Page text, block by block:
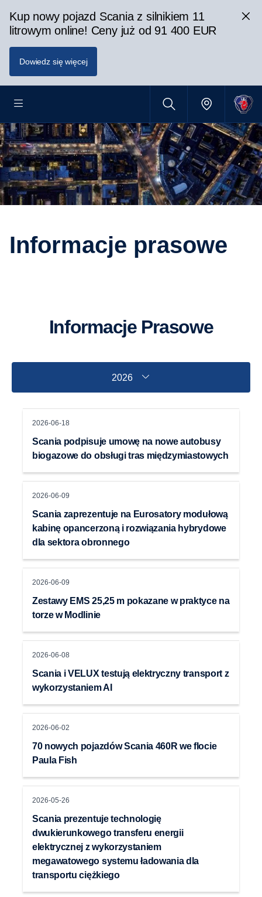
Kup nowy pojazd Scania z silnikiem 11
litrowym online! Ceny już od 91 400 EUR
Dowiedz się więcej
Informacje prasowe
Informacje Prasowe
2026
2026-06-18
Scania podpisuje umowę na nowe autobusy
biogazowe do obsługi tras międzymiastowych
2026-06-09
Scania zaprezentuje na Eurosatory modułową
kabinę opancerzoną i rozwiązania hybrydowe
dla sektora obronnego
2026-06-09
Zestawy EMS 25,25 m pokazane w praktyce na
torze w Modlinie
2026-06-08
Scania i VELUX testują elektryczny transport z
wykorzystaniem AI
2026-06-02
70 nowych pojazdów Scania 460R we flocie
Paula Fish
2026-05-26
Scania prezentuje technologię
dwukierunkowego transferu energii
elektrycznej z wykorzystaniem
megawatowego systemu ładowania dla
transportu ciężkiego